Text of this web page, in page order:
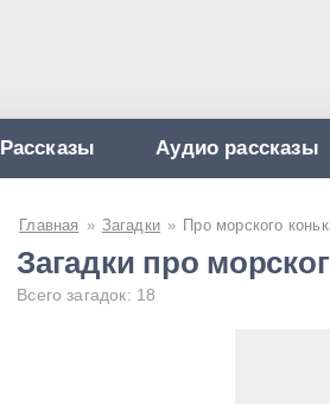
Рассказы Аудио рассказы
Главная » Загадки » Про морского
Загадки про
Всего загадок: 18